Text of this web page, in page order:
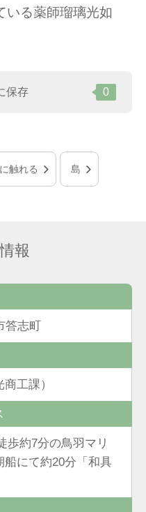
いる薬師瑠璃光如
保存 0
触れる 島
報
答志町
商工課）
歩約7分の鳥羽マリ
船にて約20分「和具